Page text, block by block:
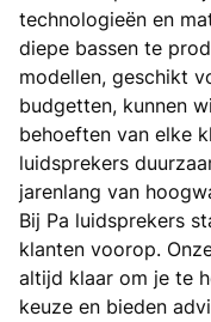
technologieën en
diepe bassen te
modellen, geschikt
budgetten, kunnen
behoeften van elke
luidsprekers
jarenlang van
Bij Pa luidsprekers
klanten voorop.
altijd klaar om je te
keuze en bieden